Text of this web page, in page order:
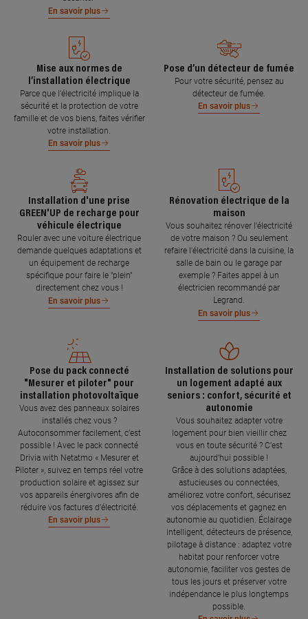
En savoir plus
Mise aux normes de
l’installation électrique
Parce que l’électricité implique la
sécurité et la protection de votre
famille et de vos biens, faites vérifier
votre installation.
En savoir plus
Pose d’un détecteur de fumée
Pour votre sécurité, pensez au
détecteur de fumée.
En savoir plus
Installation d'une prise
GREEN'UP de recharge pour
véhicule électrique
Rouler avec une voiture électrique
demande quelques adaptations et
un équipement de recharge
spécifique pour faire le "plein"
directement chez vous !
En savoir plus
Rénovation électrique de la
maison
Vous souhaitez rénover l'électricité
de votre maison ? Ou seulement
refaire l'électricité dans la cuisine, la
salle de bain ou le garage par
exemple ? Faites appel à un
électricien recommandé par
Legrand.
En savoir plus
Pose du pack connecté
"Mesurer et piloter" pour
installation photovoltaïque
Vous avez des panneaux solaires
installés chez vous ?
Autoconsommer facilement, c’est
possible ! Avec le pack connecté
Drivia with Netatmo « Mesurer et
Piloter », suivez en temps réel votre
production solaire et agissez sur
vos appareils énergivores afin de
réduire vos factures d’électricité.
En savoir plus
Installation de solutions pour
un logement adapté aux
seniors : confort, sécurité et
autonomie
Vous souhaitez adapter votre
logement pour bien vieillir chez
vous en toute sécurité ? C’est
aujourd’hui possible !
Grâce à des solutions adaptées,
astucieuses ou connectées,
améliorez votre confort, sécurisez
vos déplacements et gagnez en
autonomie au quotidien. Éclairage
intelligent, détecteurs de présence,
pilotage à distance : adaptez votre
habitat pour renforcer votre
autonomie, faciliter vos gestes de
tous les jours et préserver votre
indépendance le plus longtemps
possible.